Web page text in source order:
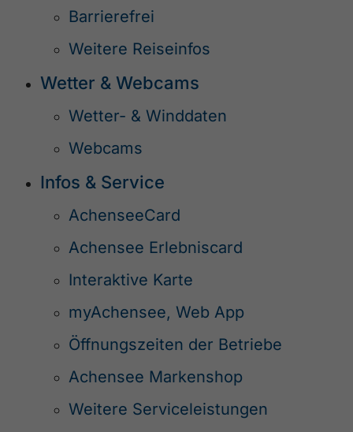
Barrierefrei
Weitere Reiseinfos
Wetter & Webcams
Wetter- & Winddaten
Webcams
Infos & Service
AchenseeCard
Achensee Erlebniscard
Interaktive Karte
myAchensee, Web App
Öffnungszeiten der Betriebe
Achensee Markenshop
Weitere Serviceleistungen